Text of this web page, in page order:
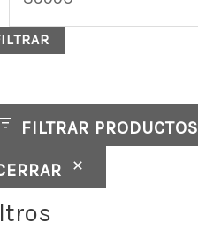
o
FILTRAR PRODUCTOS